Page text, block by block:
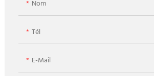
Nom
Tél
E-Mail